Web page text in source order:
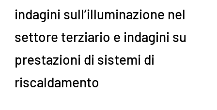
indagini sull’illuminazione nel
settore terziario e indagini su
prestazioni di sistemi di
riscaldamento